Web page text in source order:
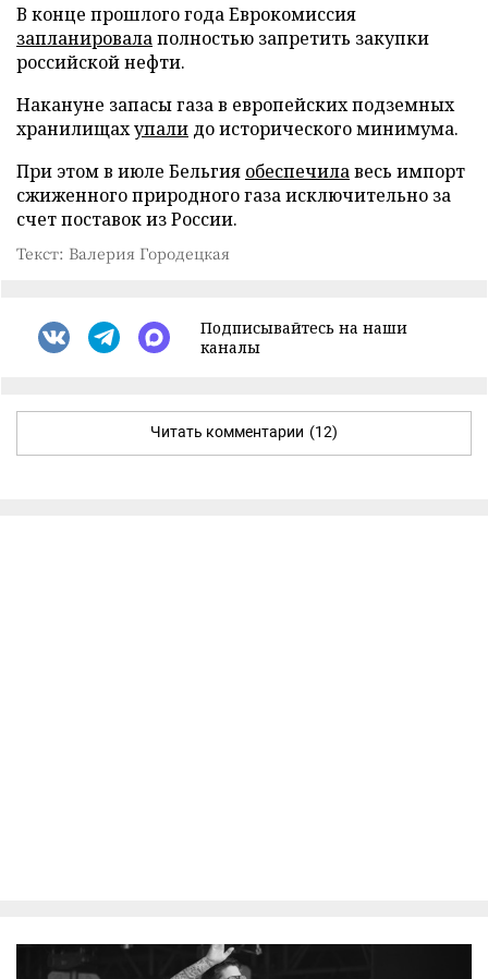
В конце прошлого года Еврокомиссия
запланировалаполностью запретить закупки
российской нефти.
Накануне запасы газа в европейских подземных
хранилищахупали до исторического минимума.
При этом в июле Бельгия обеспечилавесь импорт
сжиженного природного газа исключительно за
счет поставок из России.
Текст: Валерия Городецкая
Подписывайтесь на наши
каналы
Читать комментарии (12)